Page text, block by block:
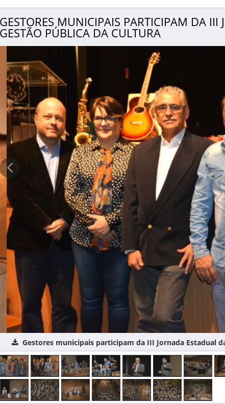
GESTORES MUNICIPAIS PARTICIPAM DA III
GESTÃO PÚBLICA DA CULTURA
Gestores municipais participam da III Jornada Estadual da